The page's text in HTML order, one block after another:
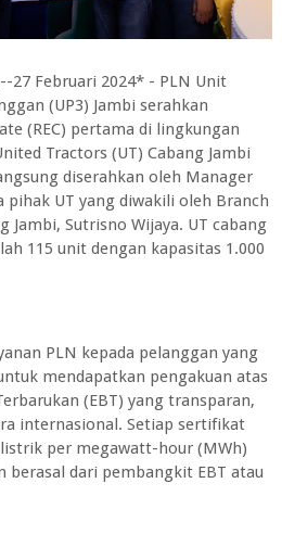
27 Februari 2024* - PLN Unit
(UP3) Jambi serahkan
(REC) pertama di lingkungan
Tractors (UT) Cabang Jambi
diserahkan oleh Manager
pihak UT yang diwakili oleh Branch
Jambi, Sutrisno Wijaya. UT cabang
115 unit dengan kapasitas 1.000
PLN kepada pelanggan yang
mendapatkan pengakuan atas
(EBT) yang transparan,
internasional. Setiap sertifikat
per megawatt-hour (MWh)
berasal dari pembangkit EBT atau